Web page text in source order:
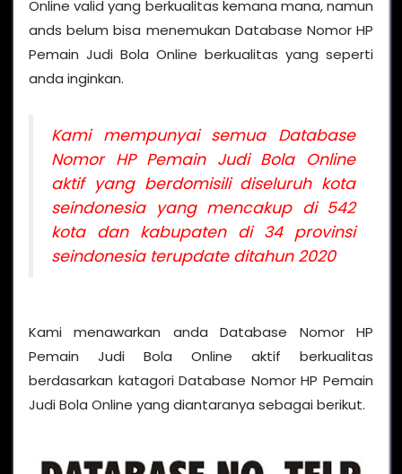
Online valid yang berkualitas kemana mana, namun
ands belum bisa menemukan Database Nomor HP
Pemain Judi Bola Online berkualitas yang seperti
anda inginkan.
Kami mempunyai semua Database
Nomor HP Pemain Judi Bola Online
aktif yang berdomisili diseluruh kota
seindonesia yang mencakup di 542
kota dan kabupaten di 34 provinsi
seindonesia terupdate ditahun 2020
Kami menawarkan anda Database Nomor HP
Pemain Judi Bola Online aktif berkualitas
berdasarkan katagori Database Nomor HP Pemain
Judi Bola Online yang diantaranya sebagai berikut.